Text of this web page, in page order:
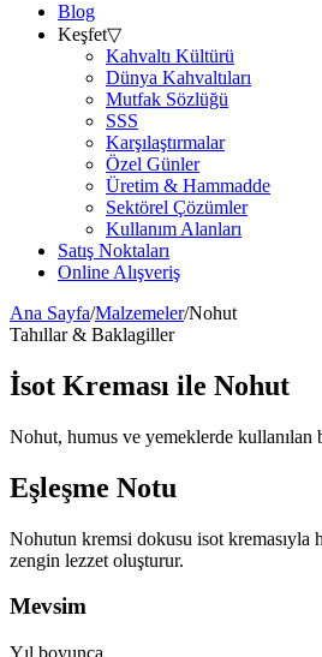
Blog
Keşfet▽
Kahvaltı Kültürü
Dünya Kahvaltıları
Mutfak Sözlüğü
SSS
Karşılaştırmalar
Özel Günler
Üretim & Hammadde
Sektörel Çözümler
Kullanım Alanları
Satış Noktaları
Online Alışveriş
Ana Sayfa/Malzemeler/Nohut
Tahıllar & Baklagiller
İsot Kreması ile Nohut
Nohut, humus ve yemeklerde kullanılan
Eşleşme Notu
Nohutun kremsi dokusu isot kremasıyla
zengin lezzet oluşturur.
Mevsim